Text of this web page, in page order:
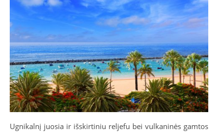
Ugnikalnį juosia ir išskirtiniu reljefu bei vulkaninės gamtos